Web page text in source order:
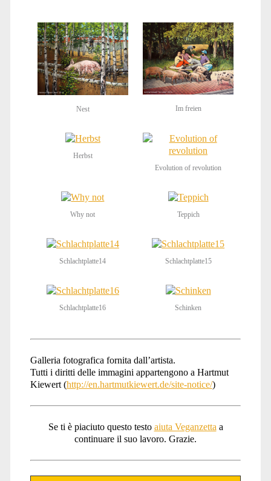
Nest Im freien
Herbst
Evolution of revolution
Why not Teppich
Schlachtplatte14 Schlachtplatte15
Schlachtplatte16 Schinken
Galleria fotografica fornita dall’artista.
Tutti i diritti delle immagini appartengono a Hartmut
Kiewert (http://en.hartmutkiewert.de/site-notice/)
Se ti è piaciuto questo testo aiuta Veganzetta a
continuare il suo lavoro. Grazie.